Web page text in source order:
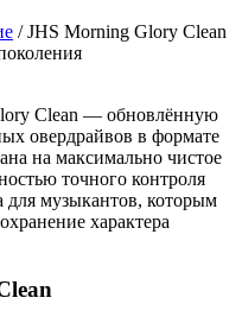
/JHS Morning Glory Clean
Clean — обновлённую
овердрайвов в формате
на максимально чистое
точного контроля
для музыкантов, которым
характера